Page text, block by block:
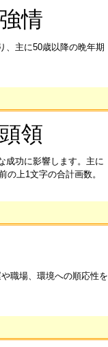
情
、主に50歳以降の晩年期
領
成功に影響します。主に
上1文字の合計画数。
職場、環境への順応性を